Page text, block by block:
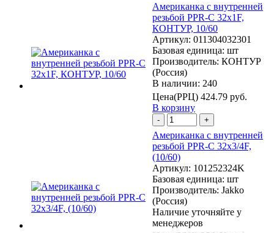
Американка с внутренней
резьбой PPR-C 32х1F,
КОНТУР, 10/60
Артикул: 011304032301
Базовая единица: шт
Производитель: КОНТУР
(Россия)
В наличии: 240
Цена(РРЦ) 424.79 руб.
В корзину
- +
Американка с внутренней
резьбой PPR-C 32х3/4F,
(10/60)
Артикул: 101252324K
Базовая единица: шт
Производитель: Jakko
(Россия)
Наличие уточняйте у
менеджеров